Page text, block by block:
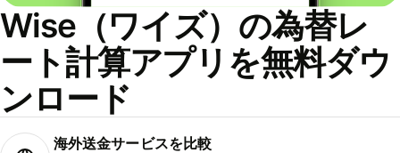
Wise（ワイズ）の為替レ
ート計算アプリを無料ダウ
ンロード
海外送金サービスを比較